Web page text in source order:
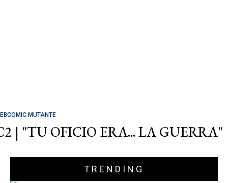
MUTANTE
| "TU OFICIO ERA... LA GUERRA"
TRENDING